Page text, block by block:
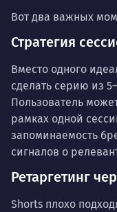
Вот два важных
Стратегия
Вместо одного
сделать серию из
Пользователь
рамках одной
запоминаемость
сигналов о
Ретаргетинг
Shorts плохо